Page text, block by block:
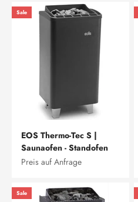
Sale
EOS Thermo-Tec S |
Saunaofen - Standofen
Preis auf Anfrage
Sale